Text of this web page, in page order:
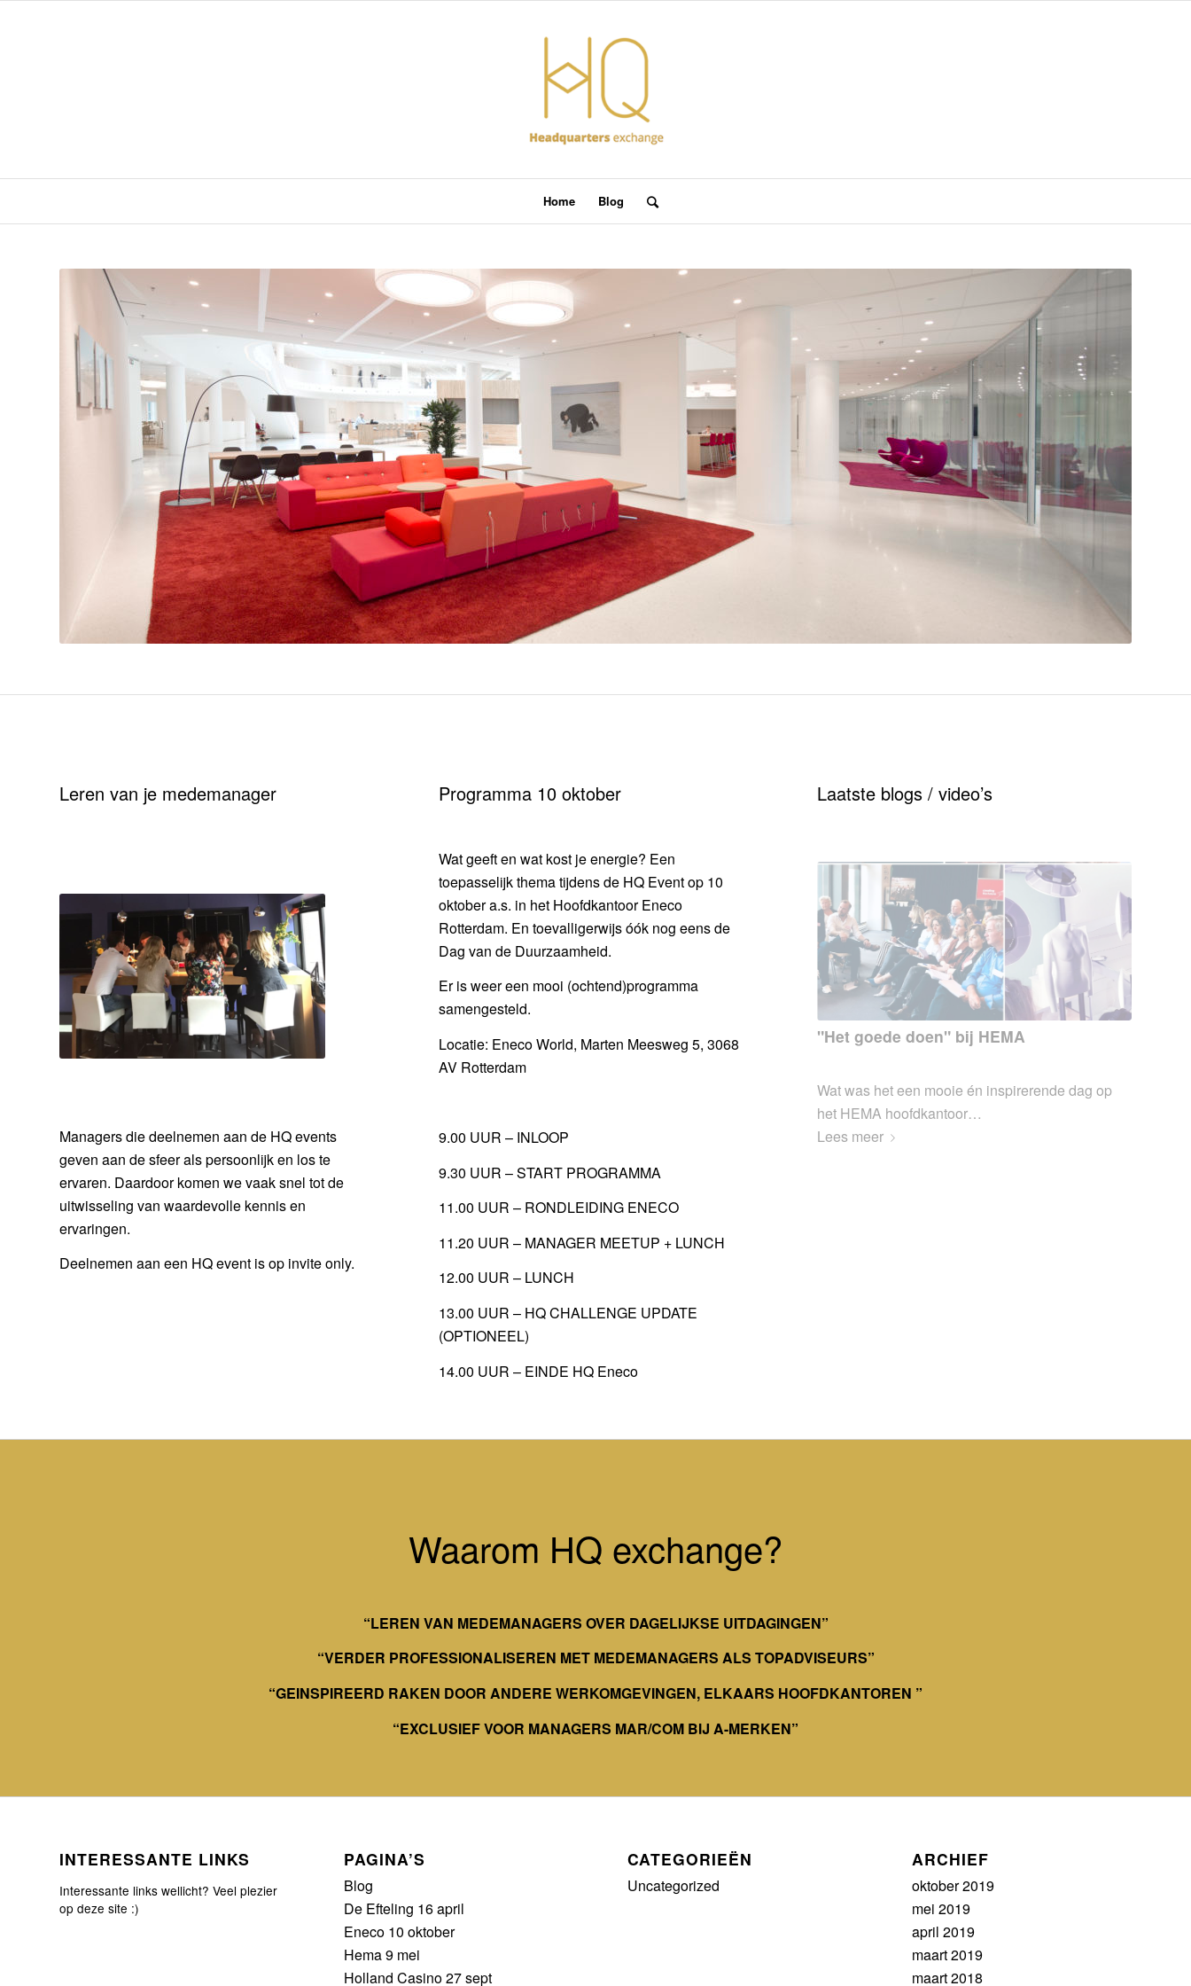
Home Blog
Leren van je medemanager
Managers die deelnemen aan de HQ events
geven aan de sfeer als persoonlijk en los te
ervaren. Daardoor komen we vaak snel tot de
uitwisseling van waardevolle kennis en
ervaringen.
Deelnemen aan een HQ event is op invite only.
Programma 10 oktober
Wat geeft en wat kost je energie? Een
toepasselijk thema tijdens de HQ Event op 10
oktober a.s. in het Hoofdkantoor Eneco
Rotterdam. En toevalligerwijs óók nog eens de
Dag van de Duurzaamheid.
Er is weer een mooi (ochtend)programma
samengesteld.
Locatie: Eneco World, Marten Meesweg 5, 3068
AV Rotterdam
9.00 UUR – INLOOP
9.30 UUR – START PROGRAMMA
11.00 UUR – RONDLEIDING ENECO
11.20 UUR – MANAGER MEETUP + LUNCH
12.00 UUR – LUNCH
13.00 UUR – HQ CHALLENGE UPDATE
(OPTIONEEL)
14.00 UUR – EINDE HQ Eneco
Laatste blogs / video’s
"Het goede doen" bij HEMA
Wat was het een mooie én inspirerende dag op
het HEMA hoofdkantoor…
Lees meer
Waarom HQ exchange?
“LEREN VAN MEDEMANAGERS OVER DAGELIJKSE UITDAGINGEN”
“VERDER PROFESSIONALISEREN MET MEDEMANAGERS ALS TOPADVISEURS”
“GEINSPIREERD RAKEN DOOR ANDERE WERKOMGEVINGEN, ELKAARS HOOFDKANTOREN ”
“EXCLUSIEF VOOR MANAGERS MAR/COM BIJ A-MERKEN”
INTERESSANTE LINKS
Interessante links wellicht? Veel plezier
op deze site :)
PAGINA’S
Blog
De Efteling 16 april
Eneco 10 oktober
Hema 9 mei
Holland Casino 27 sept
CATEGORIEËN
Uncategorized
ARCHIEF
oktober 2019
mei 2019
april 2019
maart 2019
maart 2018